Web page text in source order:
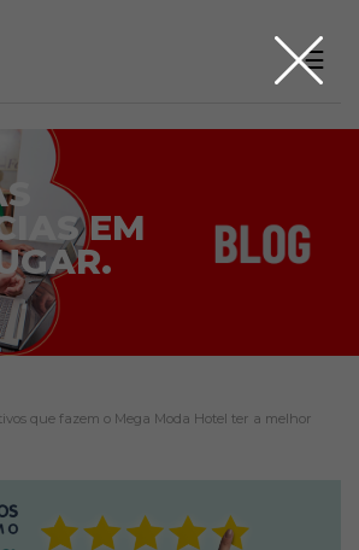
☰
EM
que fazem o Mega Moda Hotel ter a melhor